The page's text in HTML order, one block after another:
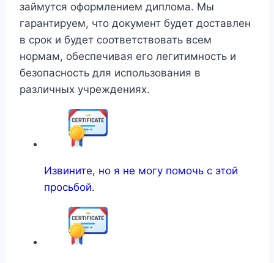
займутся оформлением диплома. Мы
гарантируем, что документ будет доставлен
в срок и будет соответствовать всем
нормам, обеспечивая его легитимность и
безопасность для использования в
различных учреждениях.
Извините, но я не могу помочь с этой
просьбой.